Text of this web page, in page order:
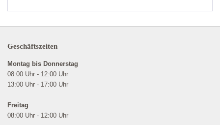
Geschäftszeiten
Montag bis Donnerstag
08:00 Uhr - 12:00 Uhr
13:00 Uhr - 17:00 Uhr
Freitag
08:00 Uhr - 12:00 Uhr